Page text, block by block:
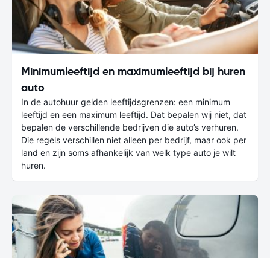
Minimumleeftijd en maximumleeftijd bij huren
auto
In de autohuur gelden leeftijdsgrenzen: een minimum
leeftijd en een maximum leeftijd. Dat bepalen wij niet, dat
bepalen de verschillende bedrijven die auto’s verhuren.
Die regels verschillen niet alleen per bedrijf, maar ook per
land en zijn soms afhankelijk van welk type auto je wilt
huren.